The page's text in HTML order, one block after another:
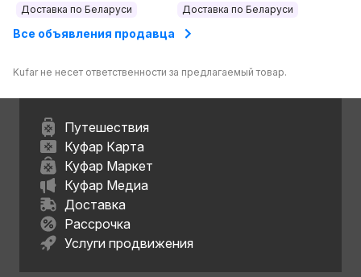
Доставка по Беларуси Доставка по Беларуси
Все объявления продавца
Kufar не несет ответственности за предлагаемый товар.
Путешествия
Куфар Карта
Куфар Маркет
Куфар Медиа
Доставка
Рассрочка
Услуги продвижения